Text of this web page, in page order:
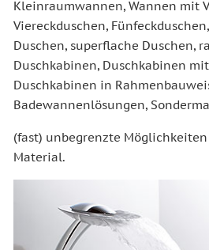
Kleinraumwannen, Wannen mit
Viereckduschen,
Duschen, superflache Duschen,
Duschkabinen, Duschkabinen
Duschkabinen in
Badewannenlösungen,
(fast) unbegrenzte Möglichkeiten
Material.